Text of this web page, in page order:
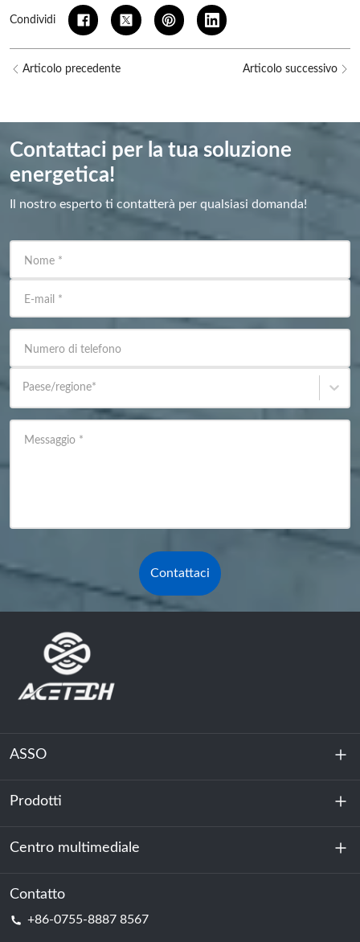
Condividi
Articolo precedente Articolo successivo
Contattaci per la tua soluzione
energetica!
Il nostro esperto ti contatterà per qualsiasi domanda!
Nome *
E-mail *
Numero di telefono
Paese/regione*
Messaggio *
Contattaci
ASSO
Chi siamo
Sostenibilità
Prodotti
Accumulo di energia
Centro dati e sala server
Centro multimediale
Notizia
Contatto
+86-0755-8887 8567